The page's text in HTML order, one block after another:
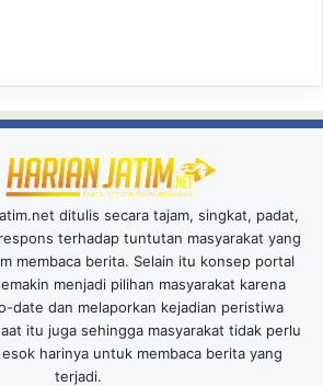
ditulis secara tajam, singkat, padat,
terhadap tuntutan masyarakat yang
membaca berita. Selain itu konsep portal
menjadi pilihan masyarakat karena
date dan melaporkan kejadian peristiwa
itu juga sehingga masyarakat tidak perlu
harinya untuk membaca berita yang
terjadi.